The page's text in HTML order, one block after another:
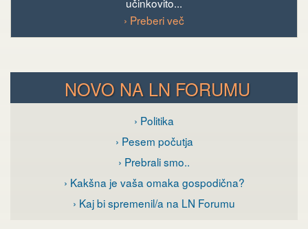
› Preberi več
NOVO NA LN FORUMU
› Politika
› Pesem počutja
› Prebrali smo..
› Kakšna je vaša omaka gospodična?
› Kaj bi spremenil/a na LN Forumu